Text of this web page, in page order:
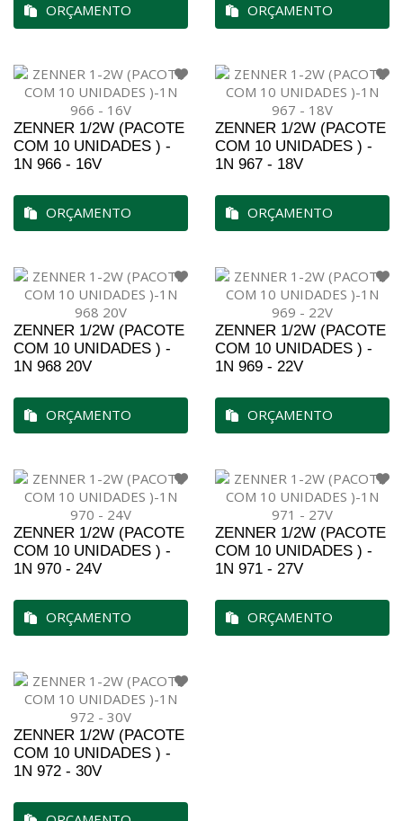
ORÇAMENTO ORÇAMENTO
ZENNER 1/2W (PACOTE
COM 10 UNIDADES ) -
1N 966 - 16V
ORÇAMENTO
ZENNER 1/2W (PACOTE
COM 10 UNIDADES ) -
1N 967 - 18V
ORÇAMENTO
ZENNER 1/2W (PACOTE
COM 10 UNIDADES ) -
1N 968 20V
ORÇAMENTO
ZENNER 1/2W (PACOTE
COM 10 UNIDADES ) -
1N 969 - 22V
ORÇAMENTO
ZENNER 1/2W (PACOTE
COM 10 UNIDADES ) -
1N 970 - 24V
ORÇAMENTO
ZENNER 1/2W (PACOTE
COM 10 UNIDADES ) -
1N 971 - 27V
ORÇAMENTO
ZENNER 1/2W (PACOTE
COM 10 UNIDADES ) -
1N 972 - 30V